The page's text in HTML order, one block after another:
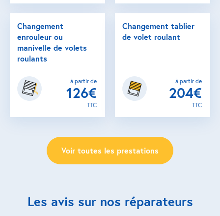
Changement
enrouleur ou
manivelle de volets
roulants
à partir de
126€
TTC
Changement tablier
de volet roulant
à partir de
204€
TTC
Voir toutes les prestations
Les avis sur nos réparateurs